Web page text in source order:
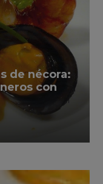
de nécora:
con